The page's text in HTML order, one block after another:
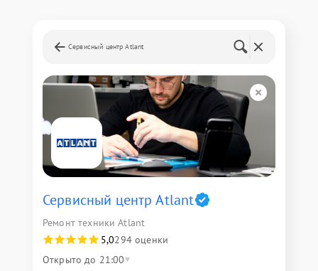
Сервисный центр Atlant
Сервисный центр Atlant
Ремонт техники Atlant
5,0294 оценки
Открыто до 21:00